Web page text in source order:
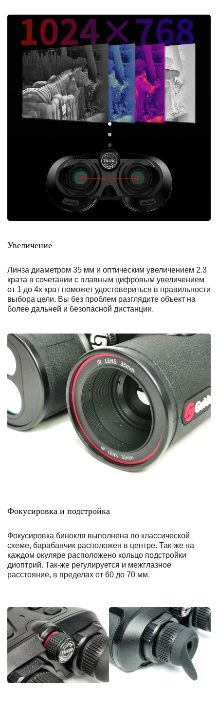
Увеличение
Линза диаметром 35 мм и оптическим увеличением 2.3
крата в сочетании с плавным цифровым увеличением
от 1 до 4х крат поможет удостовериться в правильности
выбора цели. Вы без проблем разглядите объект на
более дальней и безопасной дистанции.
Фокусировка и подстройка
Фокусировка бинокля выполнена по классической
схеме, барабанчик расположен в центре. Так-же на
каждом окуляре расположено кольцо подстройки
диоптрий. Так-же регулируется и межглазное
расстояние, в пределах от 60 до 70 мм.